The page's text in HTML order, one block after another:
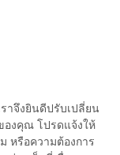
าจึงยินดีปรับเปลี่ยน
องคุณ โปรดแจ้งให้
หรือความต้องการ